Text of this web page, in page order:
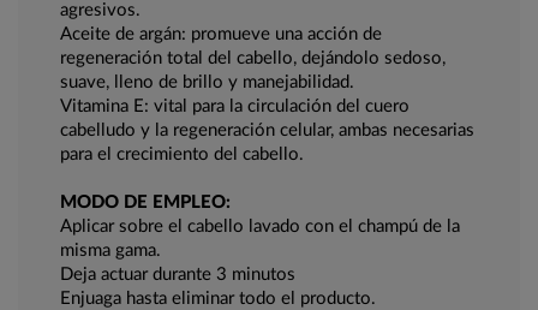
agresivos.
Aceite de argán: promueve una acción de
regeneración total del cabello, dejándolo sedoso,
suave, lleno de brillo y manejabilidad.
Vitamina E: vital para la circulación del cuero
cabelludo y la regeneración celular, ambas necesarias
para el crecimiento del cabello.
MODO DE EMPLEO:
Aplicar sobre el cabello lavado con el champú de la
misma gama.
Deja actuar durante 3 minutos
Enjuaga hasta eliminar todo el producto.